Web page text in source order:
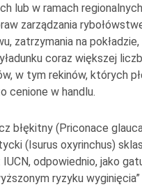
lub w ramach
zarządzania
zatrzymania na pokładzie,
coraz większej
w tym rekinów, których
cenione w handlu.
błękitny (Priconace
(Isurus oxyrinchus)
odpowiednio, jako
ryzyku wyginięcia”